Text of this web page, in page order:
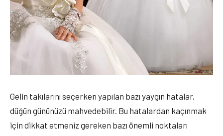
Gelin takılarını seçerken yapılan bazı yaygın hatalar,
düğün gününüzü mahvedebilir. Bu hatalardan kaçınmak
için dikkat etmeniz gereken bazı önemli noktaları